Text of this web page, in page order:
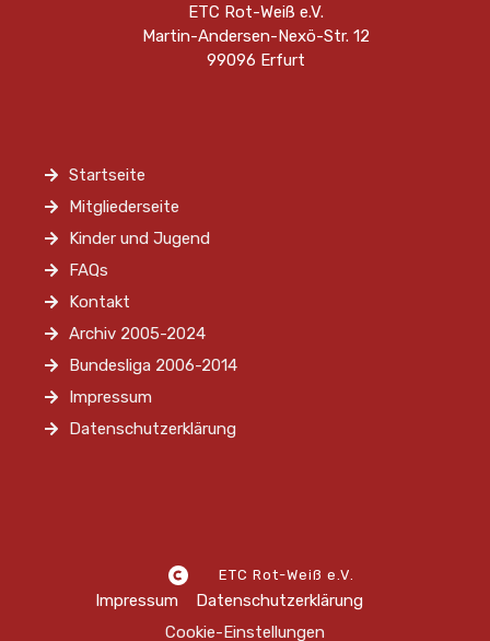
ETC Rot-Weiß e.V.
Martin-Andersen-Nexö-Str. 12
99096 Erfurt
Startseite
Mitgliederseite
Kinder und Jugend
FAQs
Kontakt
Archiv 2005-2024
Bundesliga 2006-2014
Impressum
Datenschutzerklärung
ETC Rot-Weiß e.V.
Impressum
Datenschutzerklärung
Cookie-Einstellungen